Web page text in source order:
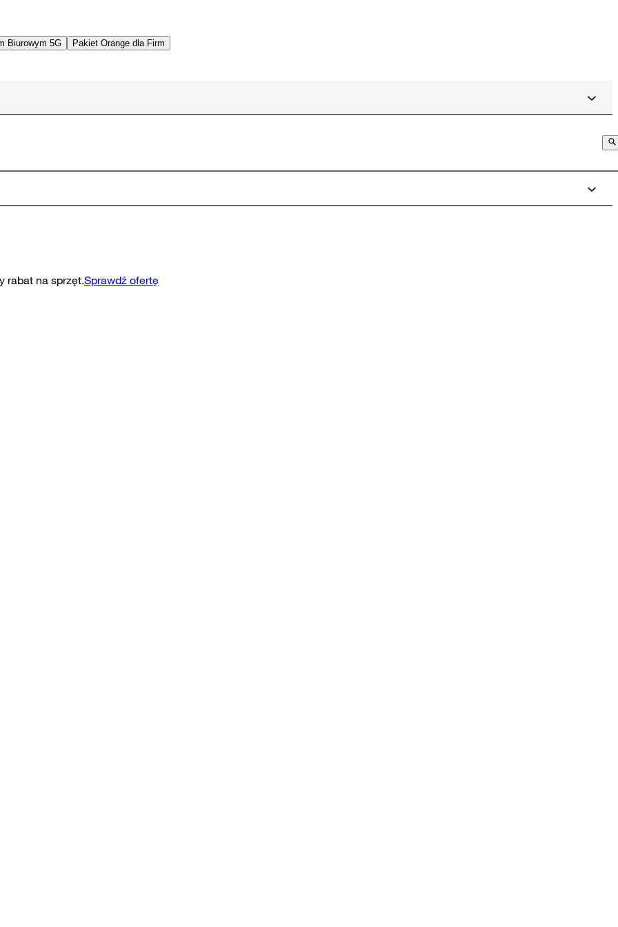
Biurowym 5G Pakiet Orange dla Firm
rabat na sprzęt.Sprawdź ofertę